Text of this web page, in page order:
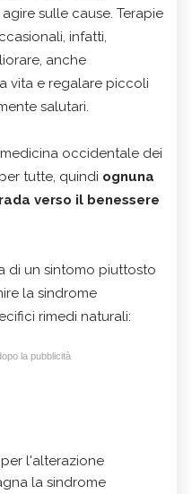
sulle cause. Terapie
infatti,
anche
vita e regalare piccoli
salutari.
occidentale dei
tutte, quindi ognuna
verso il benessere
di un sintomo piuttosto
la sindrome
rimedi naturali:
la pubblicità
per l'alterazione
la sindrome